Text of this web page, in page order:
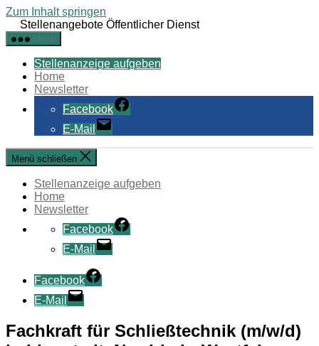
Zum Inhalt springen
Stellenangebote Öffentlicher Dienst
Menü
Stellenanzeige aufgeben
Home
Newsletter
Facebook
E-Mail
Menü schließen
Stellenanzeige aufgeben
Home
Newsletter
Facebook
E-Mail
Facebook
E-Mail
Fachkraft für Schließtechnik (m/w/d)